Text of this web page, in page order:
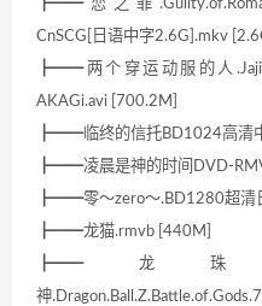
CnSCG[日语中字2.6G].mkv
┣━━两个穿运动服的人
AKAGi.avi [700.2M]
┣━━临终的信托BD1024高清
┣━━凌晨是神的时间DVD-
┣━━零～zero～.BD1280超清
┣━━龙猫.rmvb [440M]
┣━━龙
神